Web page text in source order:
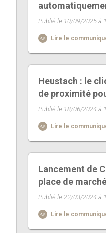
Publié le 10/09/2025 à
Lire le
Heustach : le
de proximité
Publié le 18/06/2024 à
Lire le
Lancement de
place de
Publié le 22/03/2024 à
Lire le